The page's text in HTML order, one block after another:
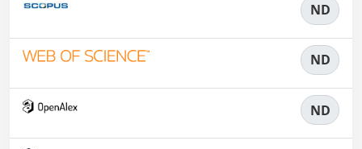
ND
ND
ND